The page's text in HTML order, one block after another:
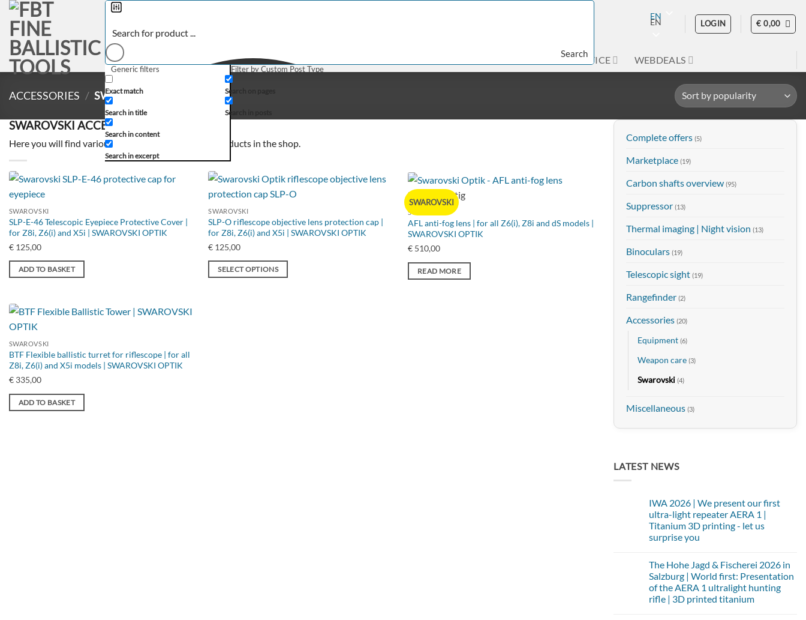
Skip
content
Search
Generic filters
Exact match
Search in title
Search in content
Search in excerpt
Filter by Custom Post Type
Search on pages
Search in posts
EN
EN LOGIN € 0,00
TO THE SHOP GUN SILENCER SERVICE WEBDEALS
ACCESSORIES / SWAROVSKI
SWAROVSKI ACCESSORIES
Here you will find various SWAROVSKI accessory products in the shop.
SWAROVSKI
SLP-E-46 Telescopic Eyepiece Protective Cover |
for Z8i, Z6(i) and X5i | SWAROVSKI OPTIK
€125,00
ADD TO BASKET
SWAROVSKI
SLP-O riflescope objective lens protection cap |
for Z8i, Z6(i) and X5i | SWAROVSKI OPTIK
€ 125,00
SELECT OPTIONS
SWAROVSKI
Nicht vorrätig
SWAROVSKI
AFL anti-fog lens | for all Z6(i), Z8i and dS models |
SWAROVSKI OPTIK
€ 510,00
READ MORE
SWAROVSKI
BTF Flexible ballistic turret for riflescope | for all
Z8i, Z6(i) and X5i models | SWAROVSKI OPTIK
€335,00
ADD TO BASKET
Complete offers (5)
Marketplace (19)
Carbon shafts overview (95)
Suppressor (13)
Thermal imaging | Night vision (13)
Binoculars (19)
Telescopic sight (19)
Rangefinder (2)
Accessories (20)
Equipment (6)
Weapon care (3)
Swarovski (4)
Miscellaneous (3)
LATEST NEWS
IWA 2026 | We present our first
ultra-light repeater AERA 1 |
Titanium 3D printing - let us
surprise you
on
IWA
2026
|
Wir
präsentieren
The Hohe Jagd & Fischerei 2026 in
Salzburg | World first: Presentation
of the AERA 1 ultralight hunting
rifle | 3D printed titanium